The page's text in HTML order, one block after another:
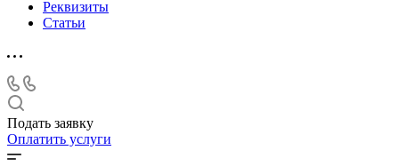
Реквизиты
Статьи
Подать заявку
Оплатить услуги